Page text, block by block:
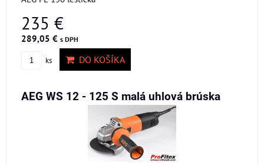
235 €
289,05 € s DPH
ks DO KOŠÍKA
AEG WS 12 - 125 S malá uhlová brúska